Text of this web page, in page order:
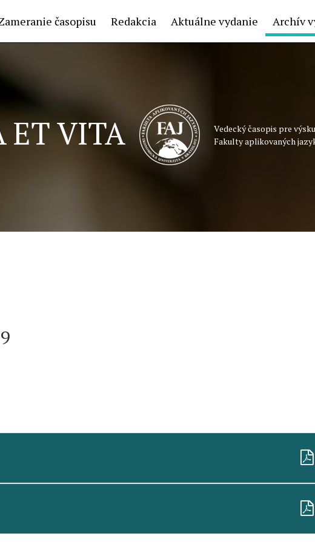
časopisu Redakcia Aktuálne vydanie Archív
ET VITA
Vedecký časopis pre
Fakulty aplikovaných